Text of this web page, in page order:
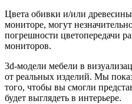
Цвета обивки и/или
мониторе, могут
погрешности цветопередачи
мониторов.
3d-модели мебели в
от реальных изделий. Мы
того, чтобы вы смогли
будет выглядеть в интерьере.